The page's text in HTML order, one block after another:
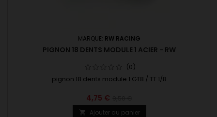
MARQUE: RW RACING
PIGNON 18 DENTS MODULE 1 ACIER - RW
(0)
pignon 18 dents module 1 GT8 / TT 1/8
4,75 €
 Ajouter au panier